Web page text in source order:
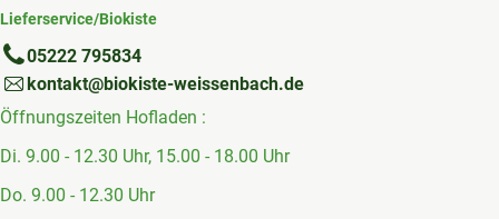
Lieferservice/Biokiste
05222 795834
kontakt@biokiste-weissenbach.de
Öffnungszeiten Hofladen :
Di. 9.00 - 12.30 Uhr, 15.00 - 18.00 Uhr
Do. 9.00 - 12.30 Uhr